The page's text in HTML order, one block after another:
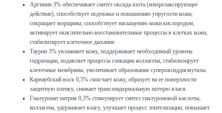
Аргинин 3% обеспечивает синтез оксида азота (миорелаксирующее
действие), способствует подтяжке и повышению упругости кожи,
сокращает морщины, способствует насыщению кожи кислородом,
активирует окислительно-восстановительные процессы в клетках кожи,
стабилизирует клеточное дыхание.
Таурин 3% увлажняет кожу, поддерживает необходимый уровень
гидратации, подавляет процессы гликации коллагена, стабилизирует
клеточные мембраны, увеличивает образование супероксиддисмутазы.
Карнаубский воск 0,5% смягчает кожу, образует на ее поверхности
защитную пленку, снижает трансэпидермальную потерю влаги.
Гиалуронат натрия 0,3% стимулирует синтез гиалуроновой кислоты,
коллагена, удерживает влагу, улучшает процесс эпителизации, повышает